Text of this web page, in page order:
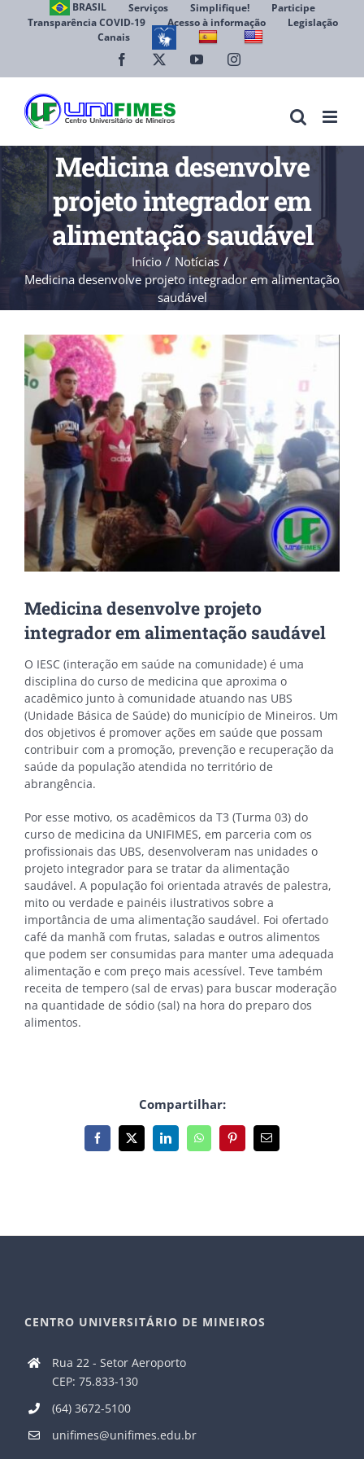
BRASIL Serviços Simplifique!
Participe
Transparência COVID-19
Acesso à informação
Legislação
Canais
Facebook YouTubeInstagram
Medicina desenvolve
projeto integrador em
alimentação saudável
Início
Notícias
Medicina desenvolve projeto integrador em alimentação
saudável
View
Larger
Image
Medicina desenvolve projeto
integrador em alimentação saudável
O IESC (interação em saúde na comunidade) é uma
disciplina do curso de medicina que aproxima o
acadêmico junto à comunidade atuando nas UBS
(Unidade Básica de Saúde) do município de Mineiros. Um
dos objetivos é promover ações em saúde que possam
contribuir com a promoção, prevenção e recuperação da
saúde da população atendida no território de
abrangência.
Por esse motivo, os acadêmicos da T3 (Turma 03) do
curso de medicina da UNIFIMES, em parceria com os
profissionais das UBS, desenvolveram nas unidades o
projeto integrador para se tratar da alimentação
saudável. A população foi orientada através de palestra,
mito ou verdade e painéis ilustrativos sobre a
importância de uma alimentação saudável. Foi ofertado
café da manhã com frutas, saladas e outros alimentos
que podem ser consumidas para manter uma adequada
alimentação e com preço mais acessível. Teve também
receita de tempero (sal de ervas) para buscar moderação
na quantidade de sódio (sal) na hora do preparo dos
alimentos.
Compartilhar:
Facebook
X LinkedInWhatsAppPinterest
E-
mail
CENTRO UNIVERSITÁRIO DE MINEIROS
Rua 22 - Setor Aeroporto
CEP: 75.833-130
(64) 3672-5100
unifimes@unifimes.edu.br